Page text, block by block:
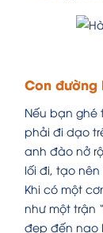
Con đường
Nếu bạn ghé
phải đi dạo
anh đào nở
lối đi, tạo
Khi có một
như một trận
đẹp đến nao